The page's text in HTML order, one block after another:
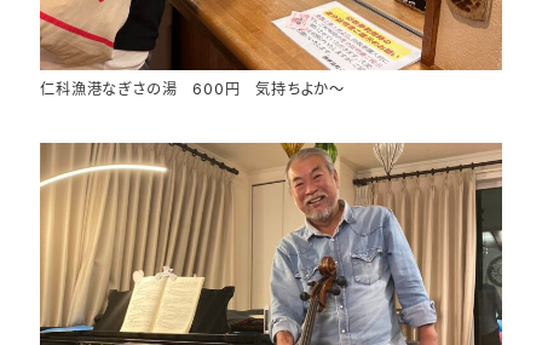
仁科漁港なぎさの湯 600円 気持ちよか～